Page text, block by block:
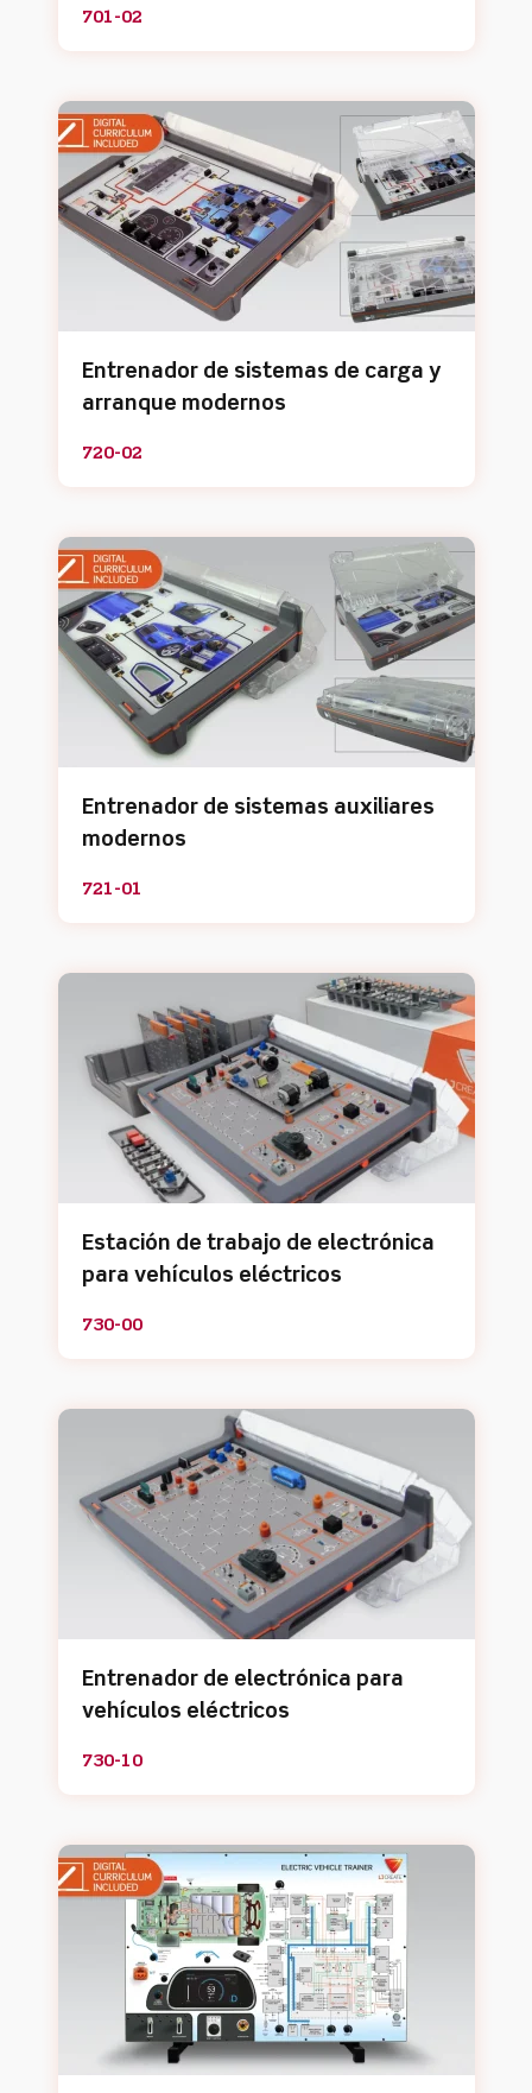
701-02
Entrenador de sistemas de carga y
arranque modernos
720-02
Entrenador de sistemas auxiliares
modernos
721-01
Estación de trabajo de electrónica
para vehículos eléctricos
730-00
Entrenador de electrónica para
vehículos eléctricos
730-10